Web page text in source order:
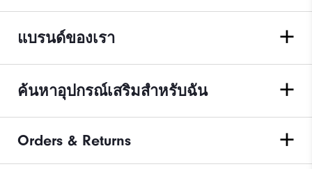
แบรนด์ของเรา
ค้นหาอุปกรณ์เสริมสำหรับฉัน
Orders & Returns